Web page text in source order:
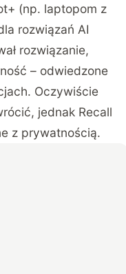
(np. laptopom z
rozwiązań AI
rozwiązanie,
– odwiedzone
Oczywiście
jednak Recall
z prywatnością.